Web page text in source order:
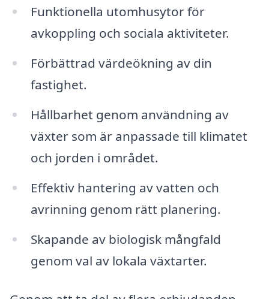
Funktionella utomhusytor för
avkoppling och sociala aktiviteter.
Förbättrad värdeökning av din
fastighet.
Hållbarhet genom användning av
växter som är anpassade till klimatet
och jorden i området.
Effektiv hantering av vatten och
avrinning genom rätt planering.
Skapande av biologisk mångfald
genom val av lokala växtarter.